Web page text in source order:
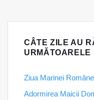
CÂTE ZILE AU
URMĂTOARELE
Ziua Marinei Române
Adormirea Maicii